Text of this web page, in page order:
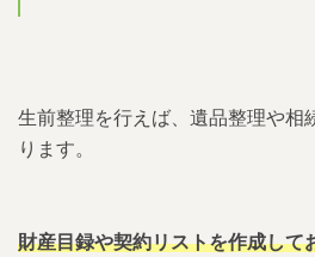
生前整理を行えば、遺品整理や相
ります。
財産目録や契約リストを作成して